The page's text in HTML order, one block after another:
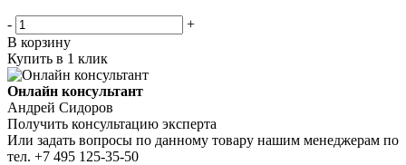
-
+
В корзину
Купить в 1 клик
Онлайн консультант
Андрей Сидоров
Получить консультацию эксперта
Или задать вопросы по данному товару нашим менеджерам по
тел. +7 495 125-35-50